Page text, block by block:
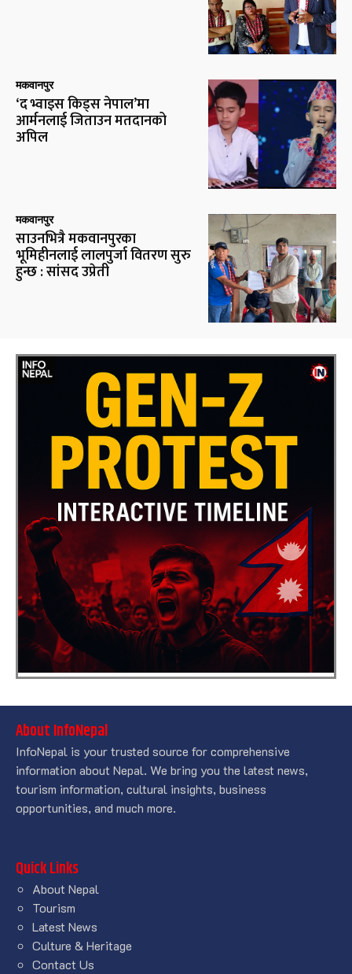
मकवानपुर
‘द भ्वाइस किड्स नेपाल’मा
आर्मनलाई जिताउन मतदानको
अपिल
मकवानपुर
साउनभित्रै मकवानपुरका
भूमिहीनलाई लालपुर्जा वितरण सुरु
हुन्छ : सांसद उप्रेती
About InfoNepal
InfoNepal is your trusted source for comprehensive
information about Nepal. We bring you the latest news,
tourism information, cultural insights, business
opportunities, and much more.
Quick Links
About Nepal
Tourism
Latest News
Culture & Heritage
Contact Us